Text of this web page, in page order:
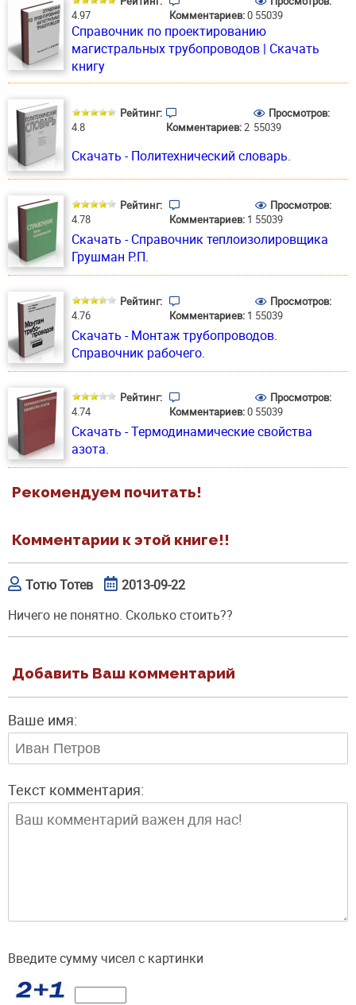
4.97
Комментариев:0 55039
Справочник по проектированию
магистральных трубопроводов | Скачать
книгу
Рейтинг:
4.8
Комментариев:2
Просмотров:
55039
Скачать - Политехнический словарь.
Рейтинг:
4.78
Комментариев: 1
Просмотров:
55039
Скачать - Справочник теплоизолировщика
Грушман Р.П.
Рейтинг:
4.76
Комментариев: 1
Просмотров:
55039
Скачать - Монтаж трубопроводов.
Справочник рабочего.
Рейтинг:
4.74
Комментариев:0
Просмотров:
55039
Скачать - Термодинамические свойства
азота.
Рекомендуем почитать!
Комментарии к этой книге!!
Тотю Тотев
2013-09-22
Ничего не понятно. Сколько стоить??
Добавить Ваш комментарий
Ваше имя:
Текст комментария:
Введите сумму чисел с картинки